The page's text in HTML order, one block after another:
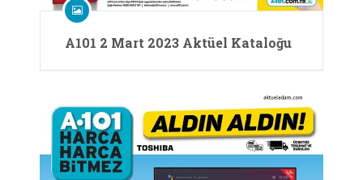
A101 2 Mart 2023 Aktüel Kataloğu